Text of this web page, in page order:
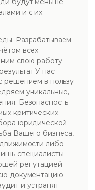
будут меньше
и с их
Разрабатываем
всех
свою работу,
У нас
решением в пользу
уникальные,
Безопасность
критических
юридической
Вашего бизнеса,
либо
специалисты
репутацией
документацию
и устранят